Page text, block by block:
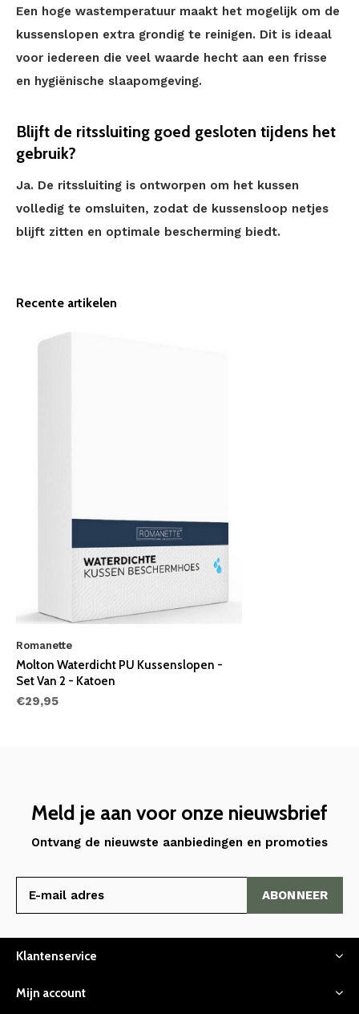
Een hoge wastemperatuur maakt het mogelijk om de
kussenslopen extra grondig te reinigen. Dit is ideaal
voor iedereen die veel waarde hecht aan een frisse
en hygiënische slaapomgeving.
Blijft de ritssluiting goed gesloten tijdens het
gebruik?
Ja. De ritssluiting is ontworpen om het kussen
volledig te omsluiten, zodat de kussensloop netjes
blijft zitten en optimale bescherming biedt.
Recente artikelen
Romanette
Molton Waterdicht PU Kussenslopen -
Set Van 2 - Katoen
€29,95
Meld je aan voor onze nieuwsbrief
Ontvang de nieuwste aanbiedingen en promoties
ABONNEER
Klantenservice
Mijn account